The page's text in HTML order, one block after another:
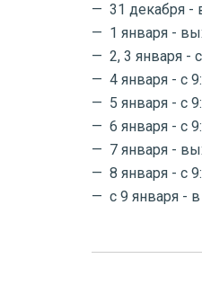
31 декабря -
1 января -
2, 3 января -
4 января - с
5 января - с
6 января - с
7 января -
8 января - с
с 9 января -